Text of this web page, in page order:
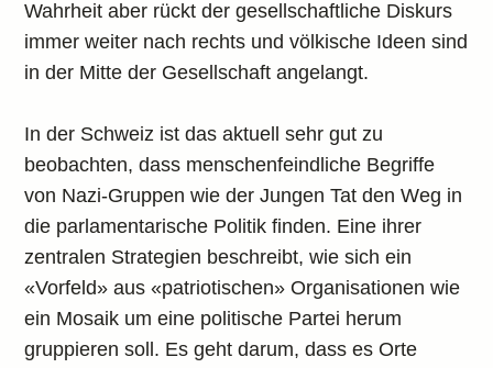
Wahrheit aber rückt der gesellschaftliche Diskurs
immer weiter nach rechts und völkische Ideen sind
in der Mitte der Gesellschaft angelangt.
In der Schweiz ist das aktuell sehr gut zu
beobachten, dass menschenfeindliche Begriffe
von Nazi-Gruppen wie der Jungen Tat den Weg in
die parlamentarische Politik finden. Eine ihrer
zentralen Strategien beschreibt, wie sich ein
«Vorfeld» aus «patriotischen» Organisationen wie
ein Mosaik um eine politische Partei herum
gruppieren soll. Es geht darum, dass es Orte